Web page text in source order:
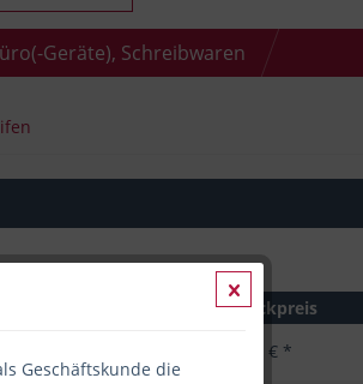
Geräte), Schreibwaren
Stückpreis
4,69 € *
Geschäftskunde die